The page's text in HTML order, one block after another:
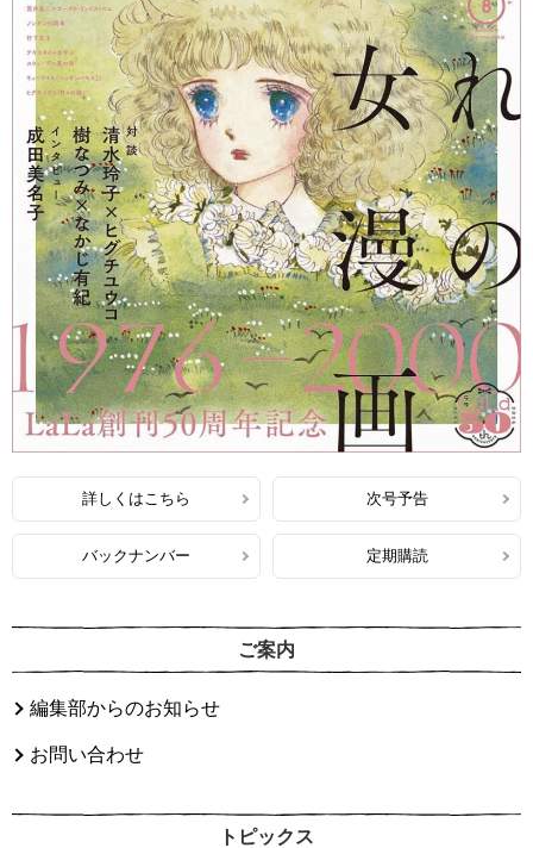
詳しくはこちら 次号予告
バックナンバー 定期購読
ご案内
編集部からのお知らせ
お問い合わせ
トピックス